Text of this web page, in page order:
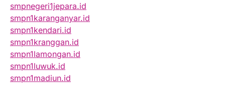
smpnegeri1jepara.id
smpn1karanganyar.id
smpn1kendari.id
smpn1kranggan.id
smpn1lamongan.id
smpn1luwuk.id
smpn1madiun.id